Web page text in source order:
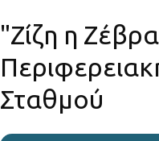
"Ζίζη η
Σταθμού